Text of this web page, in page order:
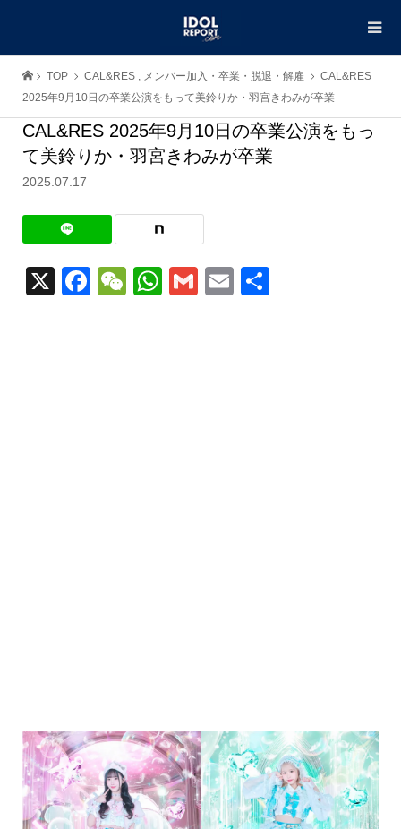
TOP CAL&RES , メンバー加入・卒業・脱退・解雇
CAL&RES
2025年9月10日の卒業公演をもって美鈴りか・羽宮きわみが卒業
CAL&RES 2025年9月10日の卒業公演をもっ
て美鈴りか・羽宮きわみが卒業
2025.07.17
X Facebook
WeChat
WhatsApp
GmailEmail